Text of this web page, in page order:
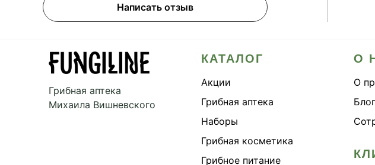
Написать отзыв
Грибная аптека
Михаила Вишневского
КАТАЛОГ
Акции
Грибная аптека
Наборы
Грибная косметика
Грибное питание
О
О
Блог